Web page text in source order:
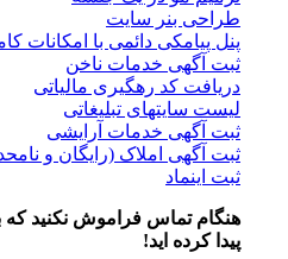
طراحی بنر سایت
پنل پیامکی دائمی با امکانات کامل
ثبت آگهی خدمات ناخن
دریافت کد رهگیری مالیاتی
لیست سایتهای تبلیغاتی
ثبت آگهی خدمات آرایشی
ثبت آگهی املاک (رایگان و نامحدود)
ثبت اینماد
هنگام تماس فراموش نکنید که
پیدا کرده اید!